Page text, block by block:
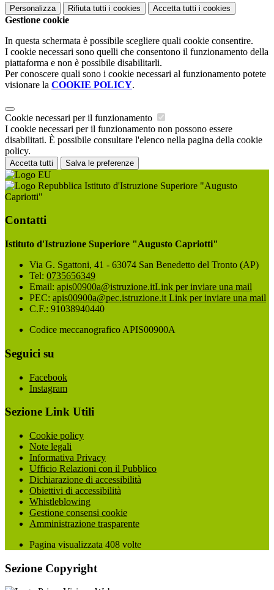
Personalizza Rifiuta tutti i cookies Accetta tutti i cookies
Gestione cookie
In questa schermata è possibile scegliere quali cookie consentire.
I cookie necessari sono quelli che consentono il funzionamento della
piattaforma e non è possibile disabilitarli.
Per conoscere quali sono i cookie necessari al funzionamento potete
visionare la COOKIE POLICY.
Cookie necessari per il funzionamento
I cookie necessari per il funzionamento non possono essere
disabilitati. È possibile consultare l'elenco nella pagina della cookie
policy.
Accetta tutti Salva le preferenze
Istituto d'Istruzione Superiore "Augusto
Capriotti"
Contatti
Istituto d'Istruzione Superiore "Augusto Capriotti"
Via G. Sgattoni, 41 - 63074 San Benedetto del Tronto (AP)
Tel: 0735656349
Email: apis00900a@istruzione.itLink per inviare una mail
PEC: apis00900a@pec.istruzione.it Link per inviare una mail
C.F.: 91038940440
Codice meccanografico APIS00900A
Seguici su
Facebook
Instagram
Sezione Link Utili
Cookie policy
Note legali
Informativa Privacy
Ufficio Relazioni con il Pubblico
Dichiarazione di accessibilità
Obiettivi di accessibilità
Whistleblowing
Gestione consensi cookie
Amministrazione trasparente
Pagina visualizzata 408 volte
Sezione Copyright